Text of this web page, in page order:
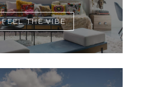
FEEL THE VIBE